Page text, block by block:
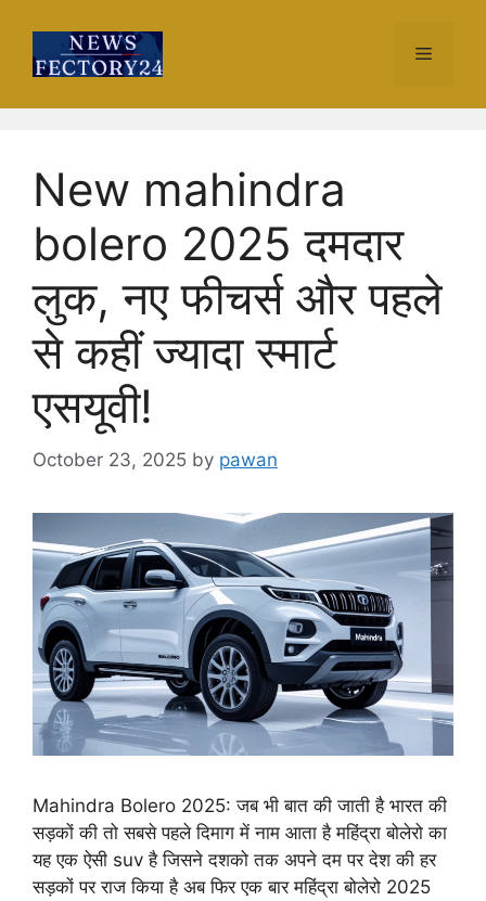
content
Menu
New mahindra
bolero 2025 दमदार
लुक, नए फीचर्स और पहले
से कहीं ज्यादा स्मार्ट
एसयूवी!
October 23, 2025 by pawan
Mahindra Bolero 2025: जब भी बात की जाती है भारत की
सड़कों की तो सबसे पहले दिमाग में नाम आता है महिंद्रा बोलेरो का
यह एक ऐसी suv है जिसने दशको तक अपने दम पर देश की हर
सड़कों पर राज किया है अब फिर एक बार महिंद्रा बोलेरो 2025